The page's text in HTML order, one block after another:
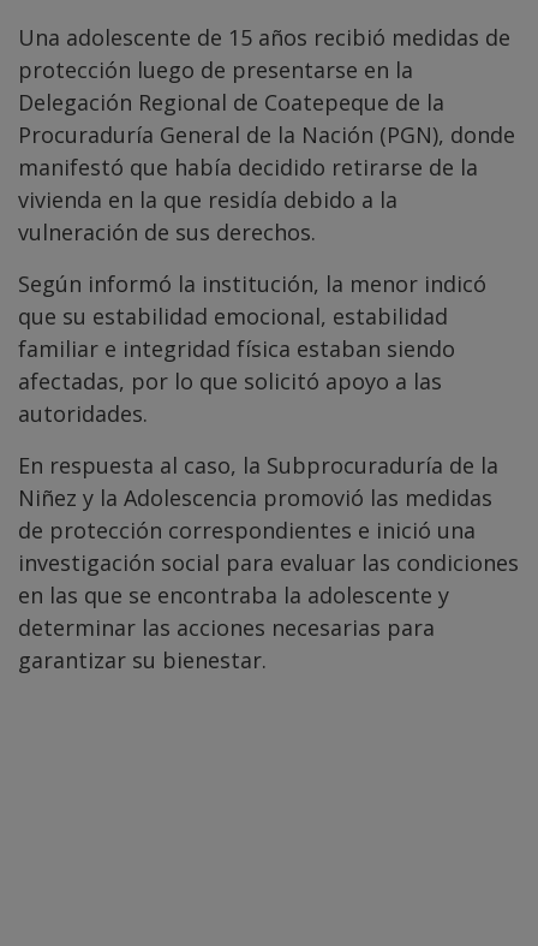
Una adolescente de 15 años recibió medidas de
protección luego de presentarse en la
Delegación Regional de Coatepeque de la
Procuraduría General de la Nación (PGN), donde
manifestó que había decidido retirarse de la
vivienda en la que residía debido a la
vulneración de sus derechos.
Según informó la institución, la menor indicó
que su estabilidad emocional, estabilidad
familiar e integridad física estaban siendo
afectadas, por lo que solicitó apoyo a las
autoridades.
En respuesta al caso, la Subprocuraduría de la
Niñez y la Adolescencia promovió las medidas
de protección correspondientes e inició una
investigación social para evaluar las condiciones
en las que se encontraba la adolescente y
determinar las acciones necesarias para
garantizar su bienestar.